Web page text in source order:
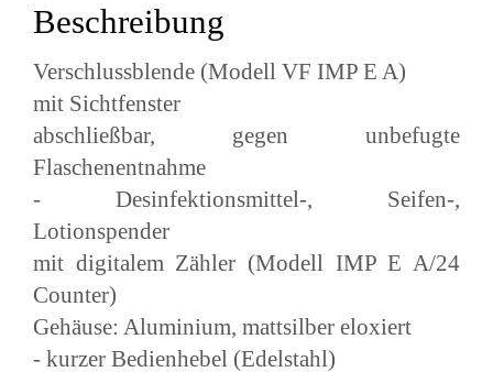
Beschreibung
Verschlussblende (Modell VF IMP E A)
mit Sichtfenster
abschließbar, gegen unbefugte
Flaschenentnahme
- Desinfektionsmittel-, Seifen-,
Lotionspender
mit digitalem Zähler (Modell IMP E A/24
Counter)
Gehäuse: Aluminium, mattsilber eloxiert
- kurzer Bedienhebel (Edelstahl)